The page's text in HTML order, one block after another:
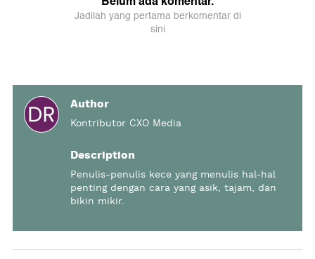
Author
Kontributor CXO Media
Description
Penulis-penulis kece yang menulis hal-hal
penting dengan cara yang asik, tajam, dan
bikin mikir.